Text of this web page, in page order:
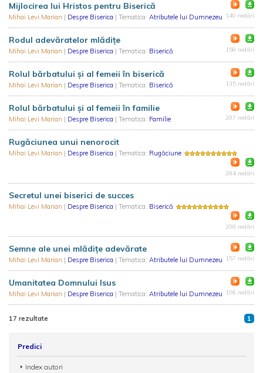
Mijlocirea lui Hristos pentru Biserică
Mihai Levi Marian | Despre Biserica | Tematica: Atributele lui Dumnezeu 140 redări
Rodul adevăratelor mlădițe
Mihai Levi Marian | Despre Biserica | Tematica: Biserică 158 redări
Rolul bărbatului şi al femeii în biserică
Mihai Levi Marian | Despre Biserica | Tematica: Biserică 135 redări
Rolul bărbatului şi al femeii în familie
Mihai Levi Marian | Despre Biserica | Tematica: Familie 207 redări
Rugăciunea unui nenorocit
Mihai Levi Marian | Despre Biserica | Tematica: Rugăciune
284 redări
Secretul unei biserici de succes
Mihai Levi Marian | Despre Biserica | Tematica: Biserică
208 redări
Semne ale unei mlădițe adevărate
Mihai Levi Marian | Despre Biserica | Tematica: Atributele lui Dumnezeu 157 redări
Umanitatea Domnului Isus
Mihai Levi Marian | Despre Biserica | Tematica: Atributele lui Dumnezeu 196 redări
17 rezultate 1
Predici
Index autori